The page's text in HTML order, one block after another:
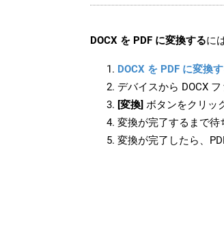
DOCX を PDF に変換するに
DOCX を PDF に変換
デバイスから DOCX
[変換] ボタンをクリッ
変換が完了するまで待
変換が完了したら、